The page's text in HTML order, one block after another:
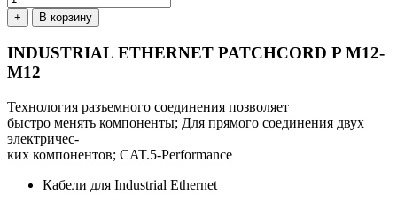
+ В корзину
INDUSTRIAL ETHERNET PATCHCORD P M12-
M12
Технология разъемного соединения позволяет
быстро менять компоненты; Для прямого соединения двух
электричес-
ких компонентов; CAT.5-Performance
Кабели для Industrial Ethernet